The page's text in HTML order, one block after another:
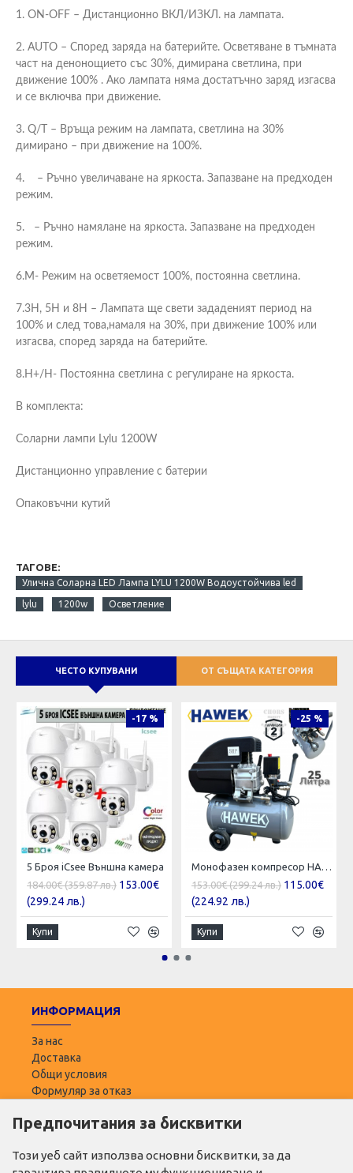
1. ON-OFF – Дистанционно ВКЛ/ИЗКЛ. на лампата.
2. AUTO – Според заряда на батерийте. Осветяване в тъмната
част на денонощието със 30%, димирана светлина, при
движение 100% . Ако лампата няма достатъчно заряд изгасва
и се включва при движение.
3. Q/T – Връща режим на лампата, светлина на 30%
димирано – при движение на 100%.
4. – Ръчно увеличаване на яркоста. Запазване на предходен
режим.
5. – Ръчно намялане на яркоста. Запазване на предходен
режим.
6.M- Режим на осветяемост 100%, постоянна светлина.
7.3H, 5H и 8H – Лампата ще свети зададеният период на
100% и след това,намаля на 30%, при движение 100% или
изгасва, според заряда на батерийте.
8.H+/H- Постоянна светлина с регулиране на яркоста.
В комплекта:
Соларни лампи Lylu 1200W
Дистанционно управление с батерии
Опаковъчни кутий
ТАГОВЕ:
Улична Соларна LED Лампа LYLU 1200W Водоустойчива led
lylu 1200w Осветление
ЧЕСТО КУПУВАНИ ОТ СЪЩАТА КАТЕГОРИЯ
-17 %
5 Броя iCsee Външна камера
184.00€ (359.87 лв.) 153.00€
(299.24 лв.)
Купи
-25 %
Монофазен компресор HAWEK, 1500 W, 25 л
153.00€ (299.24 лв.) 115.00€
(224.92 лв.)
Купи
ИНФОРМАЦИЯ
За нас
Доставка
Общи условия
Формуляр за отказ
ПОТРЕБИТЕЛ
Моят профил
Предпочитания за бисквитки
Този уеб сайт използва основни бисквитки, за да